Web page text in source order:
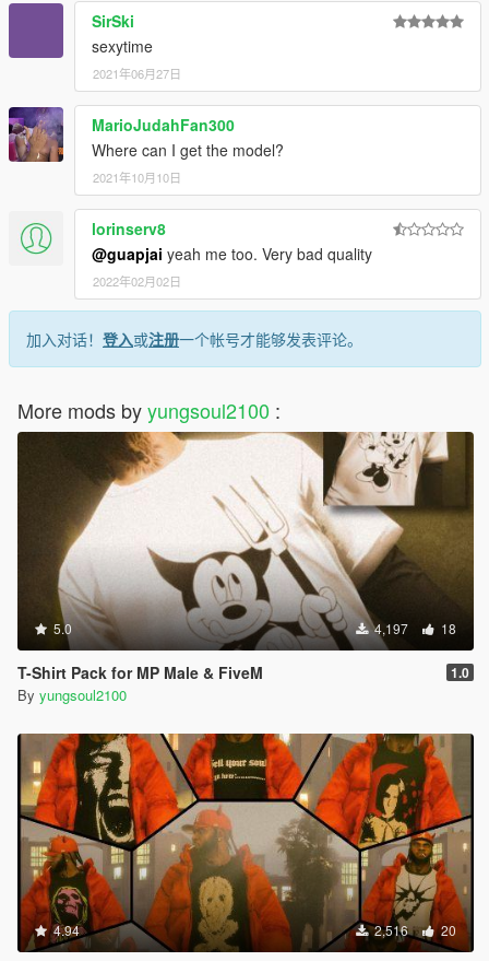
SirSki
sexytime
2021年06月27日
MarioJudahFan300
Where can I get the model?
2021年10月10日
lorinserv8
@guapjai yeah me too. Very bad quality
2022年02月02日
加入对话！ 登入或注册一个帐号才能够发表评论。
More mods byyungsoul2100 :
5.0 4,197 18
T-Shirt Pack for MP Male & FiveM 1.0
By yungsoul2100
4.94 2,516 20